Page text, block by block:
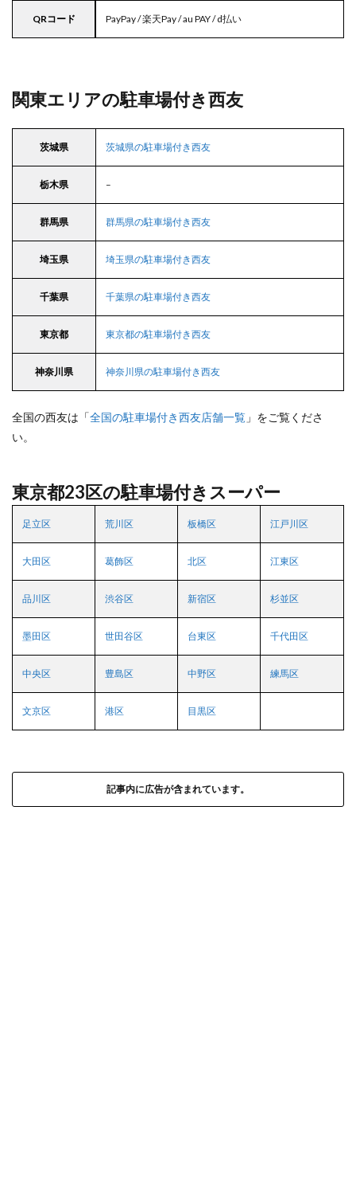
QRコード PayPay / 楽天Pay / au PAY / d払い
関東エリアの駐車場付き西友
茨城県 茨城県の駐車場付き西友
栃木県 –
群馬県 群馬県の駐車場付き西友
埼玉県 埼玉県の駐車場付き西友
千葉県 千葉県の駐車場付き西友
東京都 東京都の駐車場付き西友
神奈川県 神奈川県の駐車場付き西友
全国の西友は「全国の駐車場付き西友店舗一覧 」をご覧くださ
い。
東京都23区の駐車場付きスーパー
足立区 荒川区 板橋区 江戸川区
大田区 葛飾区 北区 江東区
品川区 渋谷区 新宿区 杉並区
墨田区 世田谷区 台東区 千代田区
中央区 豊島区 中野区 練馬区
文京区 港区 目黒区
記事内に広告が含まれています。